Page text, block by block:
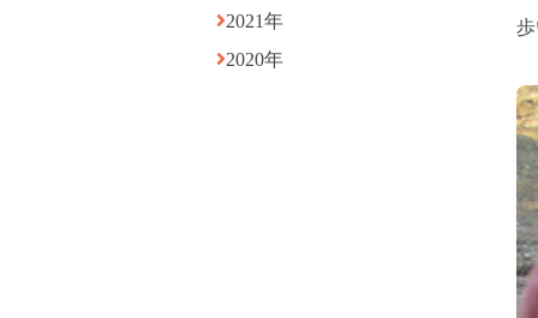
2021年
2020年